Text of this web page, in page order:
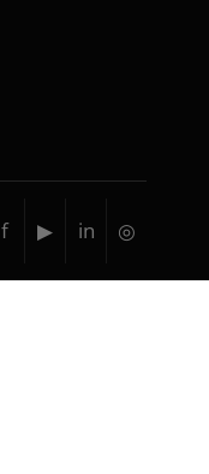
f ▶ in ◎